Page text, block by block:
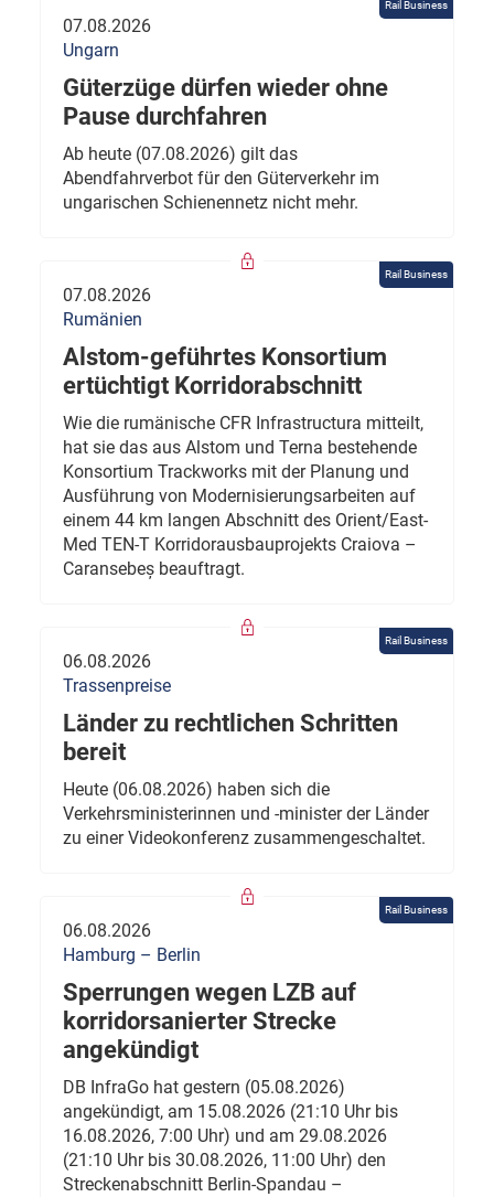
Rail Business
07.08.2026
Ungarn
Güterzüge dürfen wieder ohne
Pause durchfahren
Ab heute (07.08.2026) gilt das
Abendfahrverbot für den Güterverkehr im
ungarischen Schienennetz nicht mehr.
Rail Business
07.08.2026
Rumänien
Alstom-geführtes Konsortium
ertüchtigt Korridorabschnitt
Wie die rumänische CFR Infrastructura mitteilt,
hat sie das aus Alstom und Terna bestehende
Konsortium Trackworks mit der Planung und
Ausführung von Modernisierungsarbeiten auf
einem 44 km langen Abschnitt des Orient/East-
Med TEN-T Korridorausbauprojekts Craiova –
Caransebeș beauftragt.
Rail Business
06.08.2026
Trassenpreise
Länder zu rechtlichen Schritten
bereit
Heute (06.08.2026) haben sich die
Verkehrsministerinnen und -minister der Länder
zu einer Videokonferenz zusammengeschaltet.
Rail Business
06.08.2026
Hamburg – Berlin
Sperrungen wegen LZB auf
korridorsanierter Strecke
angekündigt
DB InfraGo hat gestern (05.08.2026)
angekündigt, am 15.08.2026 (21:10 Uhr bis
16.08.2026, 7:00 Uhr) und am 29.08.2026
(21:10 Uhr bis 30.08.2026, 11:00 Uhr) den
Streckenabschnitt Berlin-Spandau –